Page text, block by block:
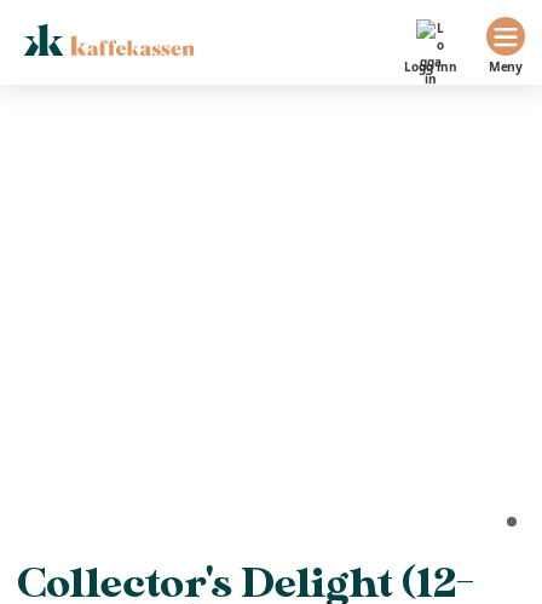
Meny
Logg inn
Collector's Delight (12-